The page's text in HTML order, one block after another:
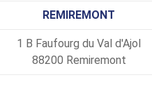
REMIREMONT
1 B Faufourg du Val d'Ajol
88200 Remiremont